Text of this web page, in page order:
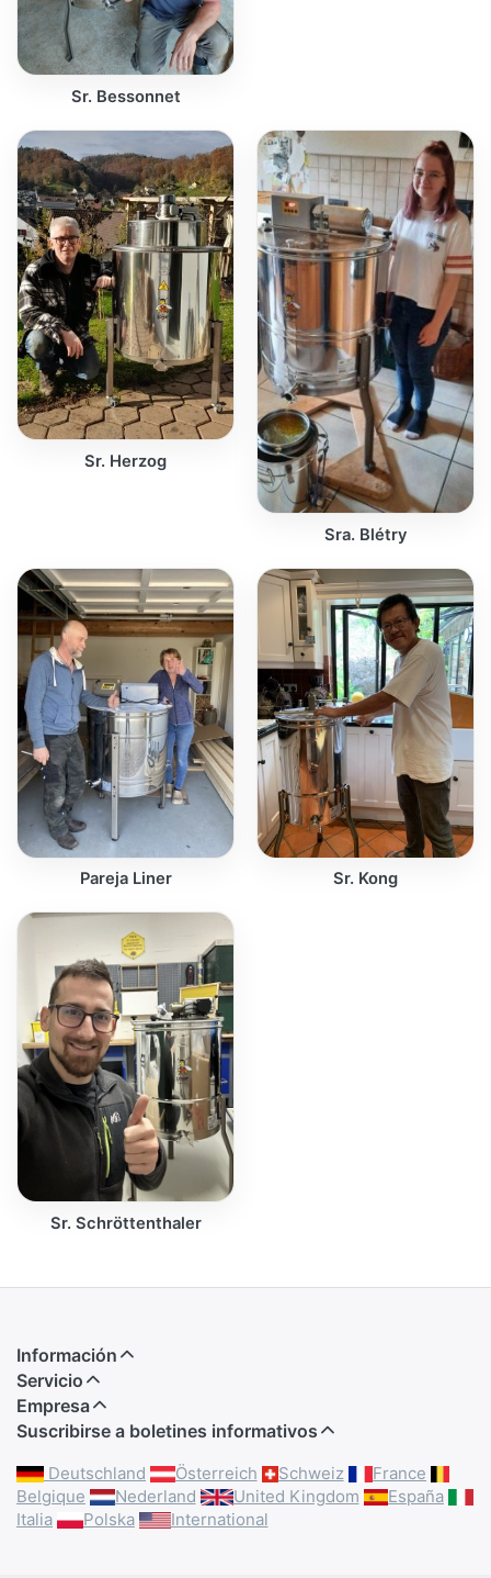
Sr. Bessonnet
Sr. Herzog
Sra. Blétry
Pareja Liner Sr. Kong
Sr. Schröttenthaler
Información
Servicio
Empresa
Suscribirse a boletines informativos
Deutschland Österreich Schweiz
France
Belgique
Nederland United Kingdom
España
Italia
Polska International